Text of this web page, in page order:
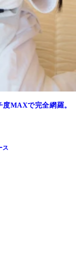
MAXで完全網羅。
ス